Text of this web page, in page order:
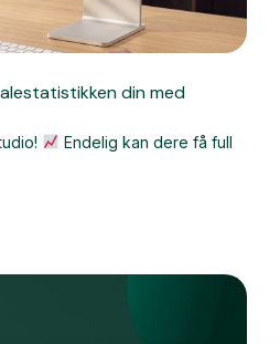
din med
Endelig kan dere få full